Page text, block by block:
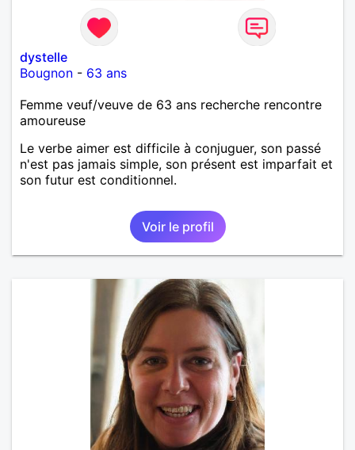
dystelle
Bougnon - 63 ans
Femme veuf/veuve de 63 ans recherche rencontre
amoureuse
Le verbe aimer est difficile à conjuguer, son passé
n'est pas jamais simple, son présent est imparfait et
son futur est conditionnel.
Voir le profil